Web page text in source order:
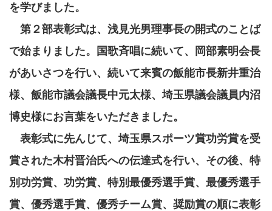
を学びました。
第２部表彰式は、浅見光男理事長の開式のことば
で始まりました。国歌斉唱に続いて、岡部素明会長
があいさつを行い、続いて来賓の飯能市長新井重治
様、飯能市議会議長中元太様、埼玉県議会議員内沼
博史様にお言葉をいただきました。
表彰式に先んじて、埼玉県スポーツ賞功労賞を受
賞された木村晋治氏への伝達式を行い、その後、特
別功労賞、功労賞、特別最優秀選手賞、最優秀選手
賞、優秀選手賞、優秀チーム賞、奨励賞の順に表彰